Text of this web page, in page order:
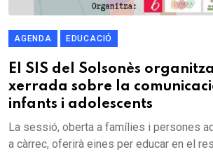
AGENDA EDUCACIÓ
El SIS del Solsonès
xerrada sobre la
infants i adolescents
La sessió, oberta a famílies i persones
a càrrec, oferirà eines per educar en el